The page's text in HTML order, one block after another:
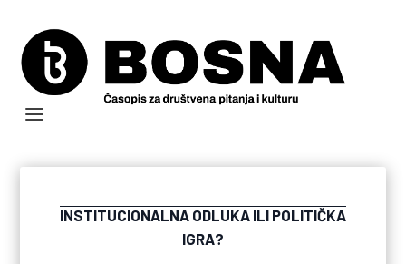
INSTITUCIONALNA ODLUKA ILI POLITIČKA
IGRA?